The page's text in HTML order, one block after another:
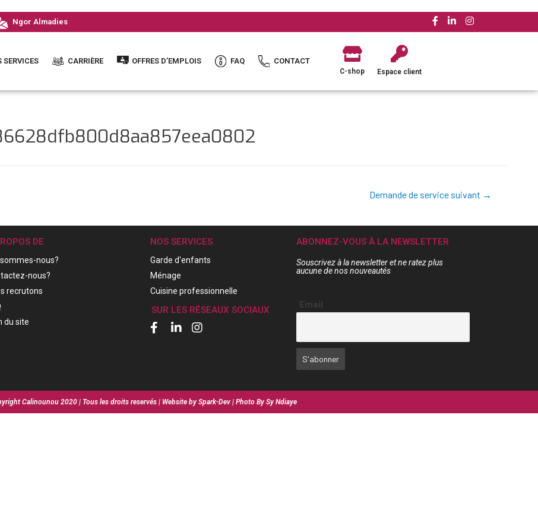
Ngor Almadies
SERVICES CARRIÈRE OFFRES D’EMPLOIS FAQ CONTACT
C-shop Espace client
Demande de service suivant →
DE
nous?
nous?
recrutons
du site
NOS SERVICES
Garde d'enfants
Ménage
Cuisine professionnelle
SUR LES RÉSEAUX SOCIAUX
ABONNEZ-VOUS À LA NEWSLETTER
Souscrivez à la newsletter et ne ratez plus
aucune de nos nouveautés
Email
Calinounou 2020 | Tous les droits reservés | Website by Spark-Dev | Photo By Sy Ndiaye